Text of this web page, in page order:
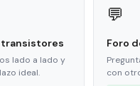
transistores
lado a lado y
ideal.
💬
Foro
con